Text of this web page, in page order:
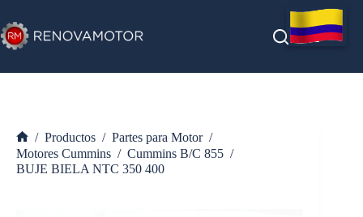
al
contenido
Inicio
/ Productos / Partes para Motor /
Motores Cummins / Cummins B/C 855 /
BUJE BIELA NTC 350 400